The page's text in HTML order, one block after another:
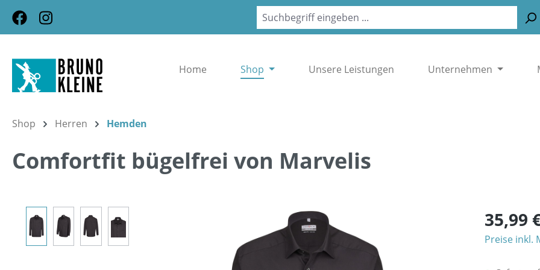
Hauptinhalt springen
Zur Suche springen
Zur Hauptnavigation springen
Home Shop Unsere Leistungen Unternehmen
Shop Herren Hemden
Comfortfit bügelfrei von Marvelis
Bildergalerie überspringen 35,99
Preise inkl.